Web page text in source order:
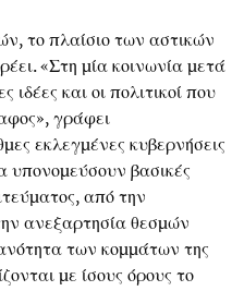
το πλαίσιο των αστικών
«Στη μία κοινωνία μετά
ιδέες και οι πολιτικοί που
γράφει
εκλεγμένες κυβερνήσεις
υπονομεύσουν βασικές
από την
ανεξαρτησία θεσμών
των κομμάτων της
με ίσους όρους το